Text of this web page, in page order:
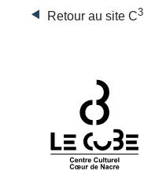
Retour au site C3